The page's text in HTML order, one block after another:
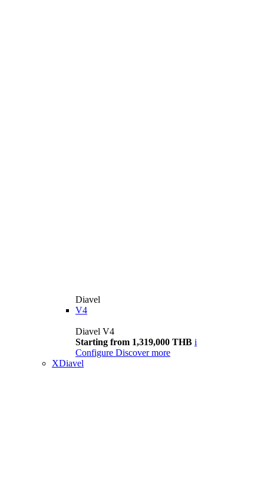
Diavel
V4
Diavel V4
Starting from 1,319,000 THB i
Configure Discover more
XDiavel